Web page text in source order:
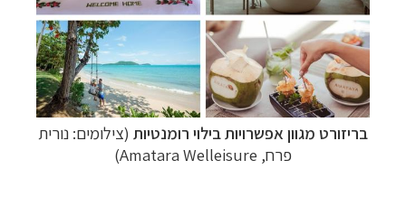
בריזורט מגוון אפשרויות בילוי רומנטיות (צילומים: נורית
פרח, Amatara Welleisure
)